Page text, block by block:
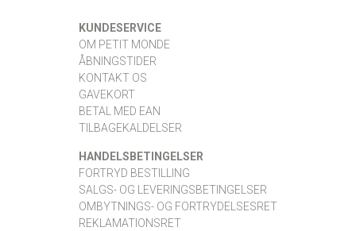
KUNDESERVICE
OM PETIT MONDE
ÅBNINGSTIDER
KONTAKT OS
GAVEKORT
BETAL MED EAN
TILBAGEKALDELSER
HANDELSBETINGELSER
FORTRYD BESTILLING
SALGS- OG LEVERINGSBETINGELSER
OMBYTNINGS- OG FORTRYDELSESRET
REKLAMATIONSRET